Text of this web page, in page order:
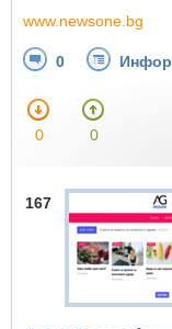
www.newsone.bg
0
0 0
167